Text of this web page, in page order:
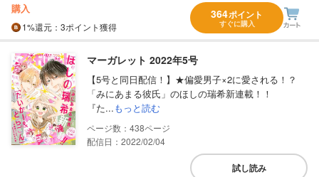
購入
1%還元 ：3ポイント獲得
364ポイント
すぐに購入
マーガレット 2022年5号
【5号と同日配信！】★偏愛男子×2に愛される！？
「みにあまる彼氏」のほしの瑞希新連載！！
『た...もっと読む
438
配信日：2022/02/04
試し読み